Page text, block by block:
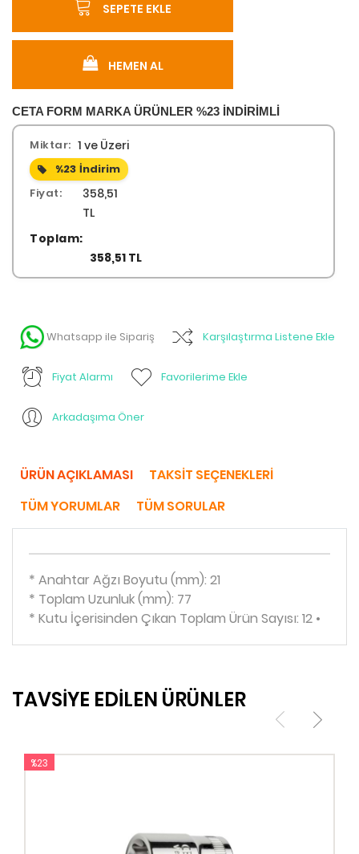
SEPETE EKLE
HEMEN AL
CETA FORM MARKA ÜRÜNLER %23 İNDİRİMLİ
Miktar: 1 ve Üzeri
%23 İndirim
Fiyat:
358,51
TL
Toplam:
358,51 TL
Whatsapp ile Sipariş Karşılaştırma Listene Ekle
Fiyat Alarmı Favorilerime Ekle
Arkadaşıma Öner
ÜRÜN AÇIKLAMASI
TAKSIT SEÇENEKLERI
TÜM YORUMLAR
TÜM SORULAR
* Anahtar Ağzı Boyutu (mm): 21
* Toplam Uzunluk (mm): 77
* Kutu İçerisinden Çıkan Toplam Ürün Sayısı: 12 •
TAVSİYE EDİLEN ÜRÜNLER
%23